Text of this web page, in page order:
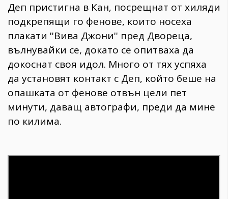
Деп пристигна в Кан, посрещнат от хиляди
подкрепящи го фенове, които носеха
плакати ''Вива Джони'' пред Двореца,
вълнувайки се, докато се опитваха да
докоснат своя идол. Много от тях успяха
да установят контакт с Деп, който беше на
опашката от фенове отвън цели пет
минути, даващ автографи, преди да мине
по килима.